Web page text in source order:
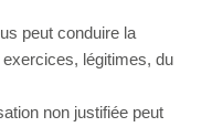
peut conduire la
légitimes, du
non justifiée peut